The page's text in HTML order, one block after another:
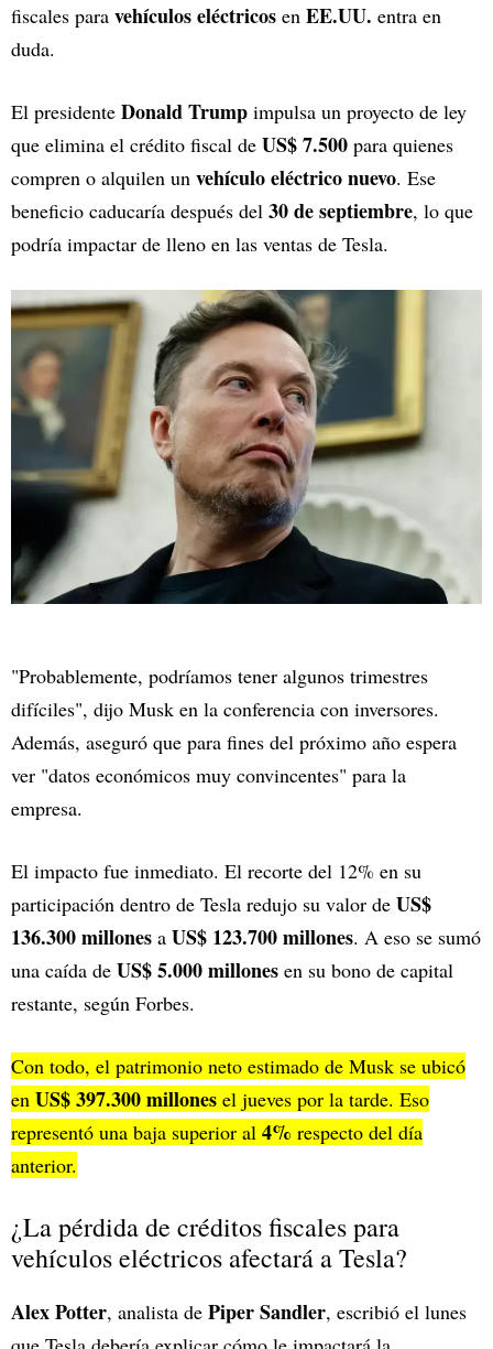
fiscales para vehículos eléctricos en EE.UU. entra en
duda.
El presidente Donald Trump impulsa un proyecto de ley
que elimina el crédito fiscal de US$ 7.500 para quienes
compren o alquilen un vehículo eléctrico nuevo. Ese
beneficio caducaría después del 30 de septiembre, lo que
podría impactar de lleno en las ventas de Tesla.
"Probablemente, podríamos tener algunos trimestres
difíciles", dijo Musk en la conferencia con inversores.
Además, aseguró que para fines del próximo año espera
ver "datos económicos muy convincentes" para la
empresa.
El impacto fue inmediato. El recorte del 12% en su
participación dentro de Tesla redujo su valor de US$
136.300 millones a US$ 123.700 millones. A eso se sumó
una caída de US$ 5.000 millones en su bono de capital
restante, según Forbes.
Con todo, el patrimonio neto estimado de Musk se ubicó
en US$ 397.300 millones el jueves por la tarde. Eso
representó una baja superior al 4% respecto del día
anterior.
¿La pérdida de créditos fiscales para
vehículos eléctricos afectará a Tesla?
Alex Potter, analista de Piper Sandler, escribió el lunes